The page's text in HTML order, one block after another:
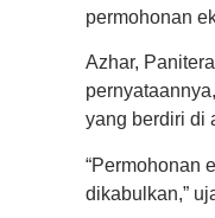
permohonan
Azhar,
yang berdiri di
“Permohonan
dikabulkan,”